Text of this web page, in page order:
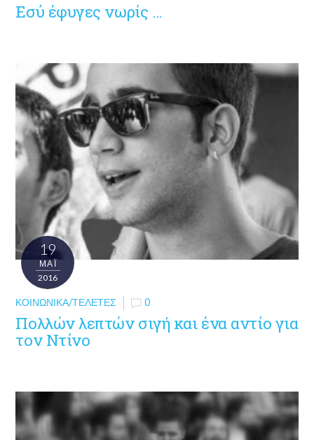
Εσύ έφυγες νωρίς …
19
ΜΑΪ́
2016
ΚΟΙΝΩΝΙΚΆ/ΤΕΛΕΤΈΣ 0
Πολλών λεπτών σιγή και ένα αντίο για
τον Ντίνο